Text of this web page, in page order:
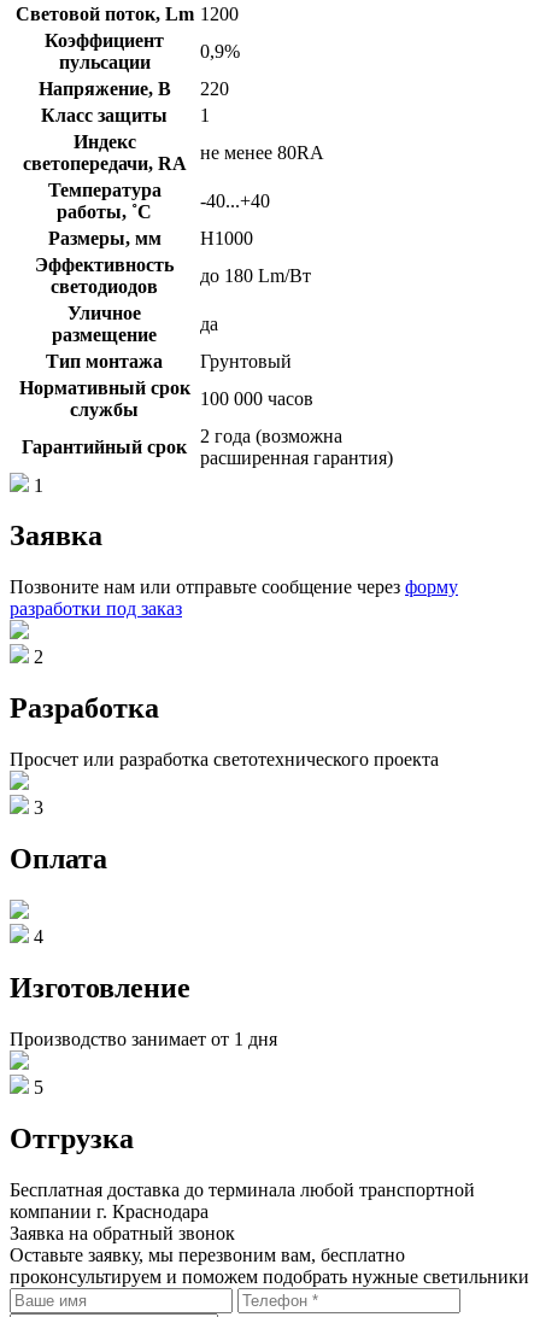
Световой поток, Lm 1200
Коэффициент
пульсации
0,9%
Напряжение, В
220
Класс защиты
1
Индекс
светопередачи, RA
не менее 80RA
Температура
работы, ˚С
-40...+40
Размеры, мм
Н1000
Эффективность
светодиодов
до 180 Lm/Вт
Уличное
размещение
да
Тип монтажа
Грунтовый
Нормативный срок
службы
100 000 часов
Гарантийный срок
2 года (возможна
расширенная гарантия)
1
Заявка
Позвоните нам или отправьте сообщение через форму
разработки под заказ
2
Разработка
Просчет или разработка светотехнического проекта
3
Оплата
4
Изготовление
Производство занимает от 1 дня
5
Отгрузка
Бесплатная доставка до терминала любой транспортной
компании г. Краснодара
Заявка на обратный звонок
Оставьте заявку, мы перезвоним вам, бесплатно
проконсультируем и поможем подобрать нужные светильники